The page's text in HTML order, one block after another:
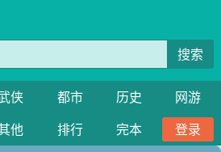
搜索
侠 都市 历史
网游
他 排行 完本 登录